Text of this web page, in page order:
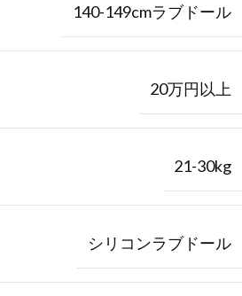
140-149cmラブドール
20万円以上
21-30kg
シリコンラブドール